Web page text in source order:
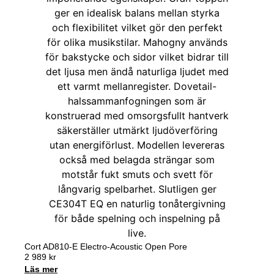
Cort AD810-E Electro-Acoustic Open Pore
2 989 kr
Läs mer